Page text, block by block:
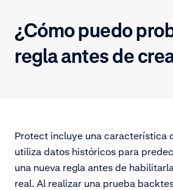
¿Cómo puedo
regla antes de
Protect incluye una característica
utiliza datos históricos para
una nueva regla antes de
real. Al realizar una prueba